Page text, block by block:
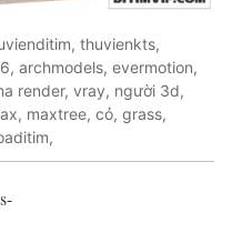
thuvienkts,
archmodels, evermotion,
render, vray, người 3d,
maxtree, cỏ, grass,